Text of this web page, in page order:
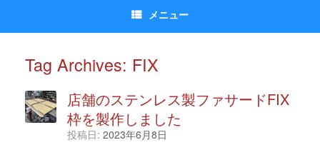
メニュー
Tag Archives: FIX
店舗のステンレス製ファサードFIX
枠を製作しました
投稿日: 2023年6月8日